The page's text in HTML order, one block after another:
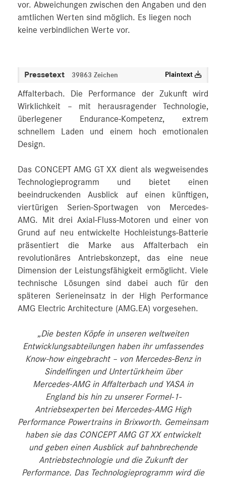
vor. Abweichungen zwischen den Angaben und den
amtlichen Werten sind möglich. Es liegen noch
keine verbindlichen Werte vor.
Pressetext 39863 Zeichen Plaintext
Affalterbach. Die Performance der Zukunft wird
Wirklichkeit – mit herausragender Technologie,
überlegener Endurance-Kompetenz, extrem
schnellem Laden und einem hoch emotionalen
Design.
Das CONCEPT AMG GT XX dient als wegweisendes
Technologieprogramm und bietet einen
beeindruckenden Ausblick auf einen künftigen,
viertürigen Serien-Sportwagen von Mercedes-
AMG. Mit drei Axial-Fluss-Motoren und einer von
Grund auf neu entwickelte Hochleistungs-Batterie
präsentiert die Marke aus Affalterbach ein
revolutionäres Antriebskonzept, das eine neue
Dimension der Leistungsfähigkeit ermöglicht. Viele
technische Lösungen sind dabei auch für den
späteren Serieneinsatz in der High Performance
AMG Electric Architecture (AMG.EA) vorgesehen.
„Die besten Köpfe in unseren weltweiten
Entwicklungsabteilungen haben ihr umfassendes
Know-how eingebracht – von Mercedes‑Benz in
Sindelfingen und Untertürkheim über
Mercedes‑AMG in Affalterbach und YASA in
England bis hin zu unserer Formel‑1-
Antriebsexperten bei Mercedes‑AMG High
Performance Powertrains in Brixworth. Gemeinsam
haben sie das CONCEPT AMG GT XX entwickelt
und geben einen Ausblick auf bahnbrechende
Antriebstechnologie und die Zukunft der
Performance. Das Technologieprogramm wird die